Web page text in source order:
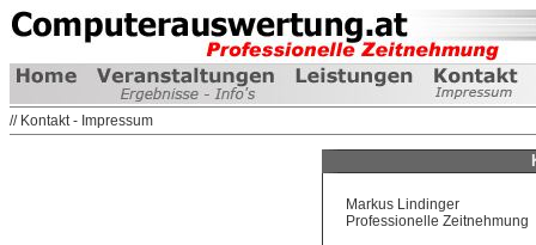
// Kontakt - Impressum
Markus Lindinger
Professionelle Zeitnehmung